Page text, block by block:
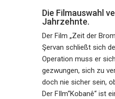
Die Filmauswahl
Jahrzehnte.
Der Film „Zeit der
Şervan schließt sich
Operation muss er
gezwungen, sich zu
doch nie sicher sein,
Der FIlm“Kobanê“ ist